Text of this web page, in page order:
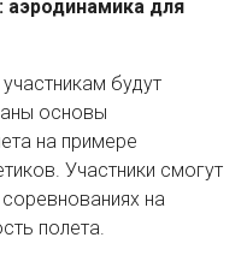
аэродинамика для
будут
основы
на примере
Участники смогут
соревнованиях на
полета.